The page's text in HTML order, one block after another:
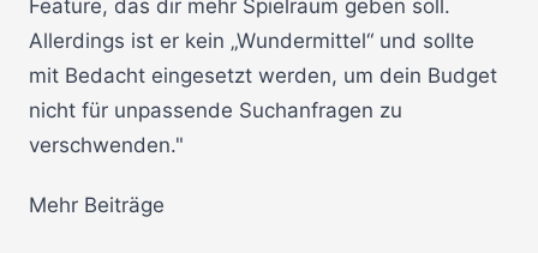
Feature, das dir mehr Spielraum geben soll.
Allerdings ist er kein „Wundermittel“ und sollte
mit Bedacht eingesetzt werden, um dein Budget
nicht für unpassende Suchanfragen zu
verschwenden."
Mehr Beiträge